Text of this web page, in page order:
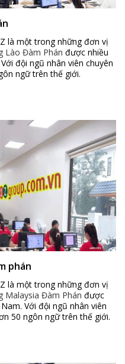
là một trong những đơn vị
Lào Đàm Phán được nhiều
đội ngũ nhân viên chuyên
ngữ trên thế giới.
phán
là một trong những đơn vị
Malaysia Đàm Phán được
Với đội ngũ nhân viên
50 ngôn ngữ trên thế giới.